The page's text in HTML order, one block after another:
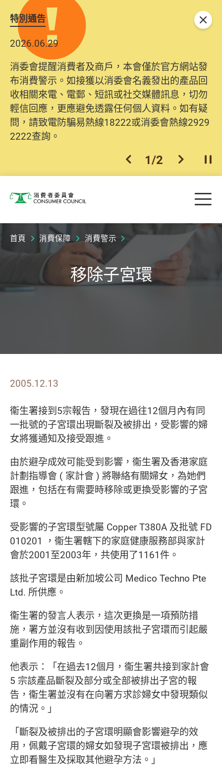
特別通告
2026.06.29
消委會提醒消費者及商戶，本會僅於官方網站發
布消費警示。如接獲以消委會名義發出的產品回
收相關來電、電郵、短訊或社交媒體訊息，切勿
輕信回應，更應避免透露任何個人資料。如有疑
問，請致電防騙易熱線18222或消委會熱線2929
2222查詢。
上一個
1/2 下一個開
關閉
消費者委員會 目
首頁 消費保障 消費警示
移除子宮環
2005.12.13
衞生署接到5宗報告，發現在過往12個月內有同
一批號的子宮環出現斷裂及被排出，受影響的婦
女將獲通知及接受跟進。
由於避孕成效可能受到影響，衞生署及香港家庭
計劃指導會 ( 家計會) 將聯絡有關婦女，為她們
跟進，包括在有需要時移除或更換受影響的子宮
環。
受影響的子宮環型號屬 Copper T380A 及批號 FD
010201
，衞生署轄下的家庭健康服務部與家計
會於2001至2003年，共使用了1161件。
該批子宮環是由新加坡公司 Medico Techno Pte
Ltd. 所供應。
衞生署的發言人表示，這次更換是一項預防措
施，署方並沒有收到因使用該批子宮環而引起嚴
重副作用的報告。
他表示：「在過去12個月，衞生署共接到家計會
5 宗該產品斷裂及部分或全部被排出子宮的報
告，衞生署並沒有在向署方求診婦女中發現類似
的情況。」
「斷裂及被排出的子宮環明顯會影響避孕的效
用，佩戴子宮環的婦女如發現子宮環被排出，應
立即看醫生及採取其他避孕方法。」